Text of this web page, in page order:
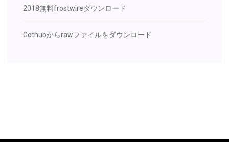
2018無料frostwireダウンロード
Gothubからrawファイルをダウンロード